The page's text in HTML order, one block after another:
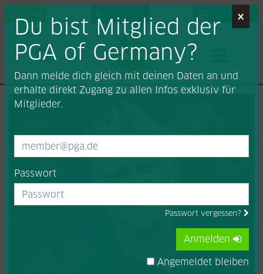
Job-Portal
×
Du bist Mitglied der
PGA of Germany?
Dann melde dich gleich mit deinen Daten an und
erhalte direkt Zugang zu allen Infos exklusiv für
Mitglieder.
Passwort
Passwort vergessen?
Anmelden
Angemeldet bleiben